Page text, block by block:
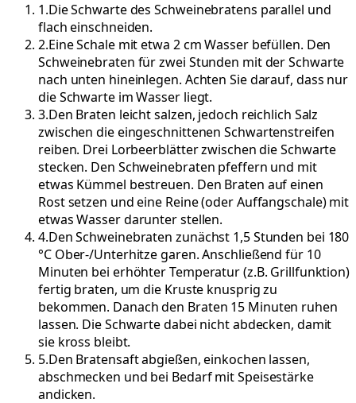
1.Die Schwarte des Schweinebratens parallel und
flach einschneiden.
2.Eine Schale mit etwa 2 cm Wasser befüllen. Den
Schweinebraten für zwei Stunden mit der Schwarte
nach unten hineinlegen. Achten Sie darauf, dass nur
die Schwarte im Wasser liegt.
3.Den Braten leicht salzen, jedoch reichlich Salz
zwischen die eingeschnittenen Schwartenstreifen
reiben. Drei Lorbeerblätter zwischen die Schwarte
stecken. Den Schweinebraten pfeffern und mit
etwas Kümmel bestreuen. Den Braten auf einen
Rost setzen und eine Reine (oder Auffangschale) mit
etwas Wasser darunter stellen.
4.Den Schweinebraten zunächst 1,5 Stunden bei 180
°C Ober-/Unterhitze garen. Anschließend für 10
Minuten bei erhöhter Temperatur (z.B. Grillfunktion)
fertig braten, um die Kruste knusprig zu
bekommen. Danach den Braten 15 Minuten ruhen
lassen. Die Schwarte dabei nicht abdecken, damit
sie kross bleibt.
5.Den Bratensaft abgießen, einkochen lassen,
abschmecken und bei Bedarf mit Speisestärke
andicken.